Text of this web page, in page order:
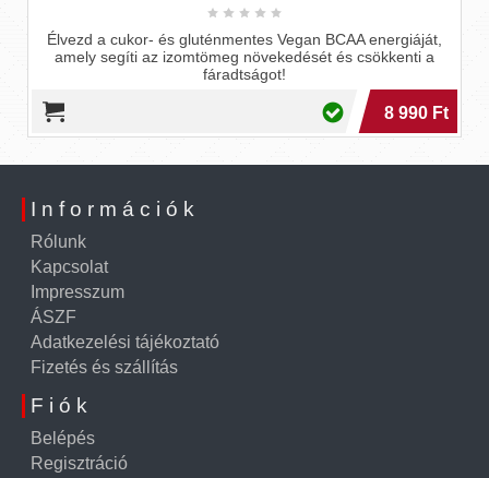
Élvezd a cukor- és gluténmentes Vegan BCAA energiáját,
amely segíti az izomtömeg növekedését és csökkenti a
fáradtságot!
8 990 Ft
Információk
Rólunk
Kapcsolat
Impresszum
ÁSZF
Adatkezelési tájékoztató
Fizetés és szállítás
Fiók
Belépés
Regisztráció